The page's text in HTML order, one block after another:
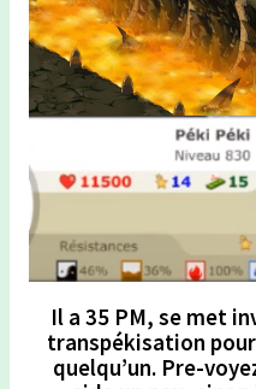
Il a 35 PM, se met
transpékisation
quelqu’un. Pre-